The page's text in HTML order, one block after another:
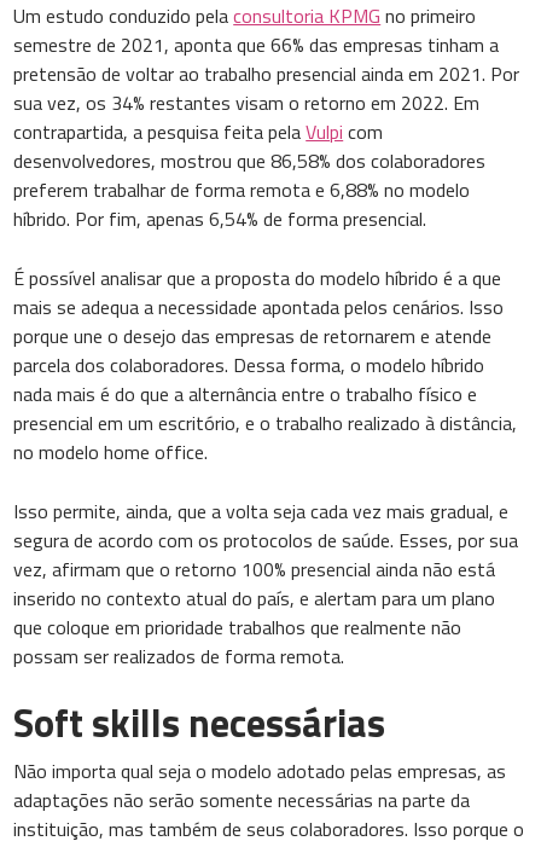
Um estudo conduzido pelaconsultoria KPMG no primeiro
semestre de 2021, aponta que 66% das empresas tinham a
pretensão de voltar ao trabalho presencial ainda em 2021. Por
sua vez, os 34% restantes visam o retorno em 2022. Em
contrapartida, a pesquisa feita pelaVulpi com
desenvolvedores, mostrou que 86,58% dos colaboradores
preferem trabalhar de forma remota e 6,88% no modelo
híbrido. Por fim, apenas 6,54% de forma presencial.
É possível analisar que a proposta do modelo híbrido é a que
mais se adequa a necessidade apontada pelos cenários. Isso
porque une o desejo das empresas de retornarem e atende
parcela dos colaboradores. Dessa forma, o modelo híbrido
nada mais é do que a alternância entre o trabalho físico e
presencial em um escritório, e o trabalho realizado à distância,
no modelo home office.
Isso permite, ainda, que a volta seja cada vez mais gradual, e
segura de acordo com os protocolos de saúde. Esses, por sua
vez, afirmam que o retorno 100% presencial ainda não está
inserido no contexto atual do país, e alertam para um plano
que coloque em prioridade trabalhos que realmente não
possam ser realizados de forma remota.
Soft skills necessárias
Não importa qual seja o modelo adotado pelas empresas, as
adaptações não serão somente necessárias na parte da
instituição, mas também de seus colaboradores. Isso porque o